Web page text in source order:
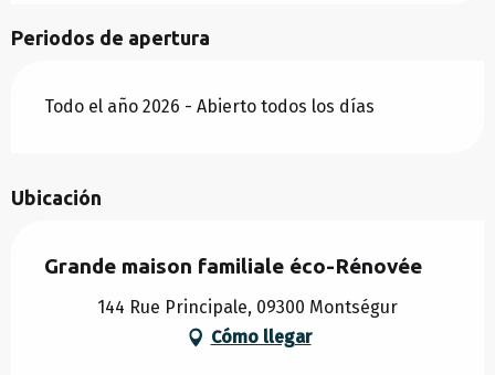
Periodos de apertura
Todo el año 2026 - Abierto todos los días
Ubicación
Grande maison familiale éco-Rénovée
144 Rue Principale, 09300 Montségur
Cómo llegar